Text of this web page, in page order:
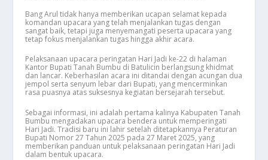
Bang Arul tidak hanya memberikan ucapan selamat kepada
komandan upacara yang telah menjalankan tugas dengan
sangat baik, tetapi juga menyemangati peserta upacara yang
tetap fokus menjalankan tugas hingga akhir acara.
Pelaksanaan upacara peringatan Hari Jadi ke-22 di halaman
Kantor Bupati Tanah Bumbu di Batulicin berlangsung khidmat
dan lancar. Keberhasilan acara ini ditandai dengan acungan dua
jempol serta senyum lebar dari Bupati, yang mencerminkan
rasa puasnya atas suksesnya kegiatan bersejarah tersebut.
Sebagai informasi, ini adalah pertama kalinya Kabupaten Tanah
Bumbu mengadakan upacara bendera untuk memperingati
Hari Jadi. Tradisi baru ini lahir setelah ditetapkannya Peraturan
Bupati Nomor 27 Tahun 2025 pada 27 Maret 2025, yang
memberikan panduan untuk pelaksanaan peringatan Hari Jadi
dalam bentuk upacara.